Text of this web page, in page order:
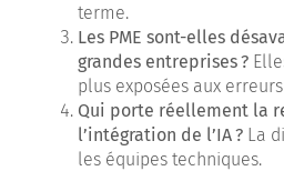
terme.
Les PME sont-elles
grandes entreprises?
plus exposées aux
Qui porte réellement la
l’intégration de l’IA?La
les équipes techniques.